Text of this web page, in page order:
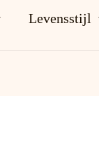
Levensstijl